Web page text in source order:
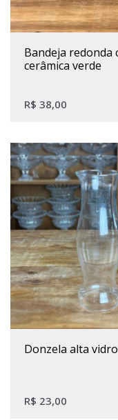
bandeja redonda com frutas
cerâmica verde
R$ 38,00
donzela alta vidro
R$ 23,00